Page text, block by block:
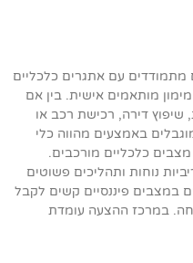
עם אתגרים כלכליים
מותאמים אישית. בין אם
שיפוץ דירה, רכישת רכב או
באמצעים מהווה כלי
כלכליים מורכבים.
נוחות ותהליכים פשוטים
במצבים פיננסיים קשים לקבל
במרכז ההצעה עומדת